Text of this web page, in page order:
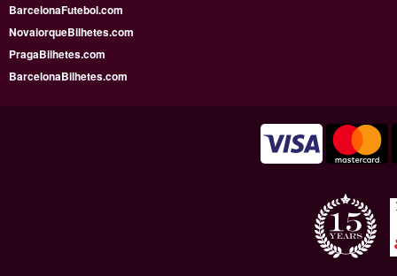
BarcelonaFutebol.com
NovaiorqueBilhetes.com
PragaBilhetes.com
BarcelonaBilhetes.com